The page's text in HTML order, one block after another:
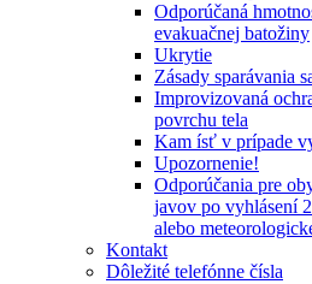
Odporúčaná
evakuačnej batožiny
Ukrytie
Zásady sparávania
Improvizovaná
povrchu tela
Kam ísť v prípade
Upozornenie!
Odporúčania pre
javov po vyhlásení
alebo
Kontakt
Dôležité telefónne čísla